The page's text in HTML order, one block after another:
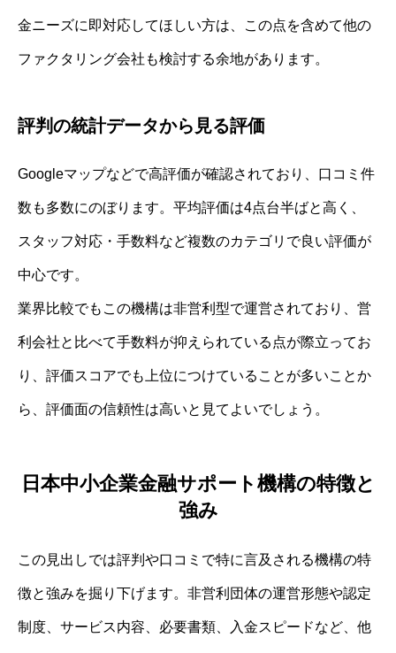
金ニーズに即対応してほしい方は、この点を含めて他の
ファクタリング会社も検討する余地があります。
評判の統計データから見る評価
Googleマップなどで高評価が確認されており、口コミ件
数も多数にのぼります。平均評価は4点台半ばと高く、
スタッフ対応・手数料など複数のカテゴリで良い評価が
中心です。
業界比較でもこの機構は非営利型で運営されており、営
利会社と比べて手数料が抑えられている点が際立ってお
り、評価スコアでも上位につけていることが多いことか
ら、評価面の信頼性は高いと見てよいでしょう。
日本中小企業金融サポート機構の特徴と
強み
この見出しでは評判や口コミで特に言及される機構の特
徴と強みを掘り下げます。非営利団体の運営形態や認定
制度、サービス内容、必要書類、入金スピードなど、他